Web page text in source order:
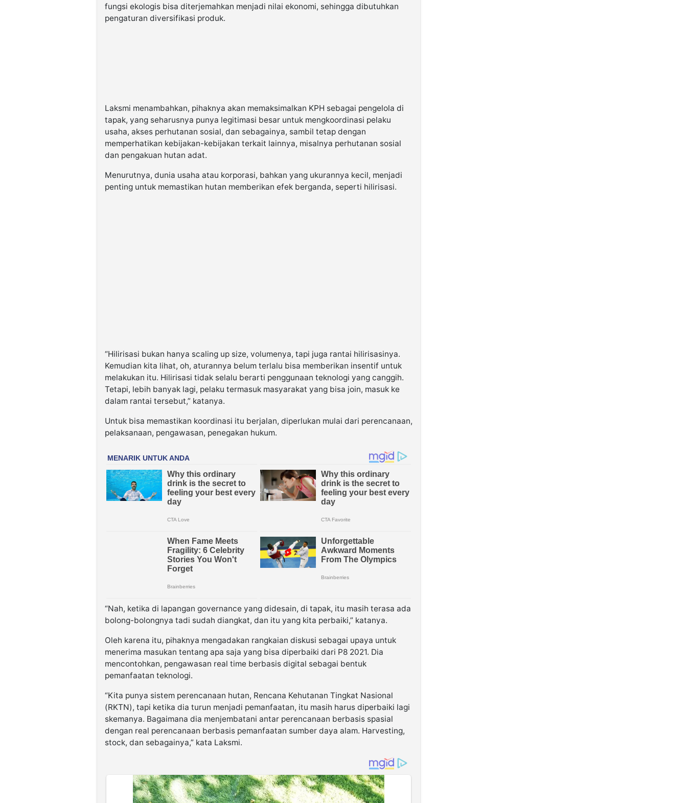
fungsi ekologis bisa diterjemahkan menjadi nilai ekonomi, sehingga dibutuhkan
pengaturan diversifikasi produk.
Laksmi menambahkan, pihaknya akan memaksimalkan KPH sebagai pengelola di
tapak, yang seharusnya punya legitimasi besar untuk mengkoordinasi pelaku
usaha, akses perhutanan sosial, dan sebagainya, sambil tetap dengan
memperhatikan kebijakan-kebijakan terkait lainnya, misalnya perhutanan sosial
dan pengakuan hutan adat.
Menurutnya, dunia usaha atau korporasi, bahkan yang ukurannya kecil, menjadi
penting untuk memastikan hutan memberikan efek berganda, seperti hilirisasi.
“Hilirisasi bukan hanya scaling up size, volumenya, tapi juga rantai hilirisasinya.
Kemudian kita lihat, oh, aturannya belum terlalu bisa memberikan insentif untuk
melakukan itu. Hilirisasi tidak selalu berarti penggunaan teknologi yang canggih.
Tetapi, lebih banyak lagi, pelaku termasuk masyarakat yang bisa join, masuk ke
dalam rantai tersebut,” katanya.
Untuk bisa memastikan koordinasi itu berjalan, diperlukan mulai dari perencanaan,
pelaksanaan, pengawasan, penegakan hukum.
“Nah, ketika di lapangan governance yang didesain, di tapak, itu masih terasa ada
bolong-bolongnya tadi sudah diangkat, dan itu yang kita perbaiki,” katanya.
Oleh karena itu, pihaknya mengadakan rangkaian diskusi sebagai upaya untuk
menerima masukan tentang apa saja yang bisa diperbaiki dari P8 2021. Dia
mencontohkan, pengawasan real time berbasis digital sebagai bentuk
pemanfaatan teknologi.
“Kita punya sistem perencanaan hutan, Rencana Kehutanan Tingkat Nasional
(RKTN), tapi ketika dia turun menjadi pemanfaatan, itu masih harus diperbaiki lagi
skemanya. Bagaimana dia menjembatani antar perencanaan berbasis spasial
dengan real perencanaan berbasis pemanfaatan sumber daya alam. Harvesting,
stock, dan sebagainya,” kata Laksmi.